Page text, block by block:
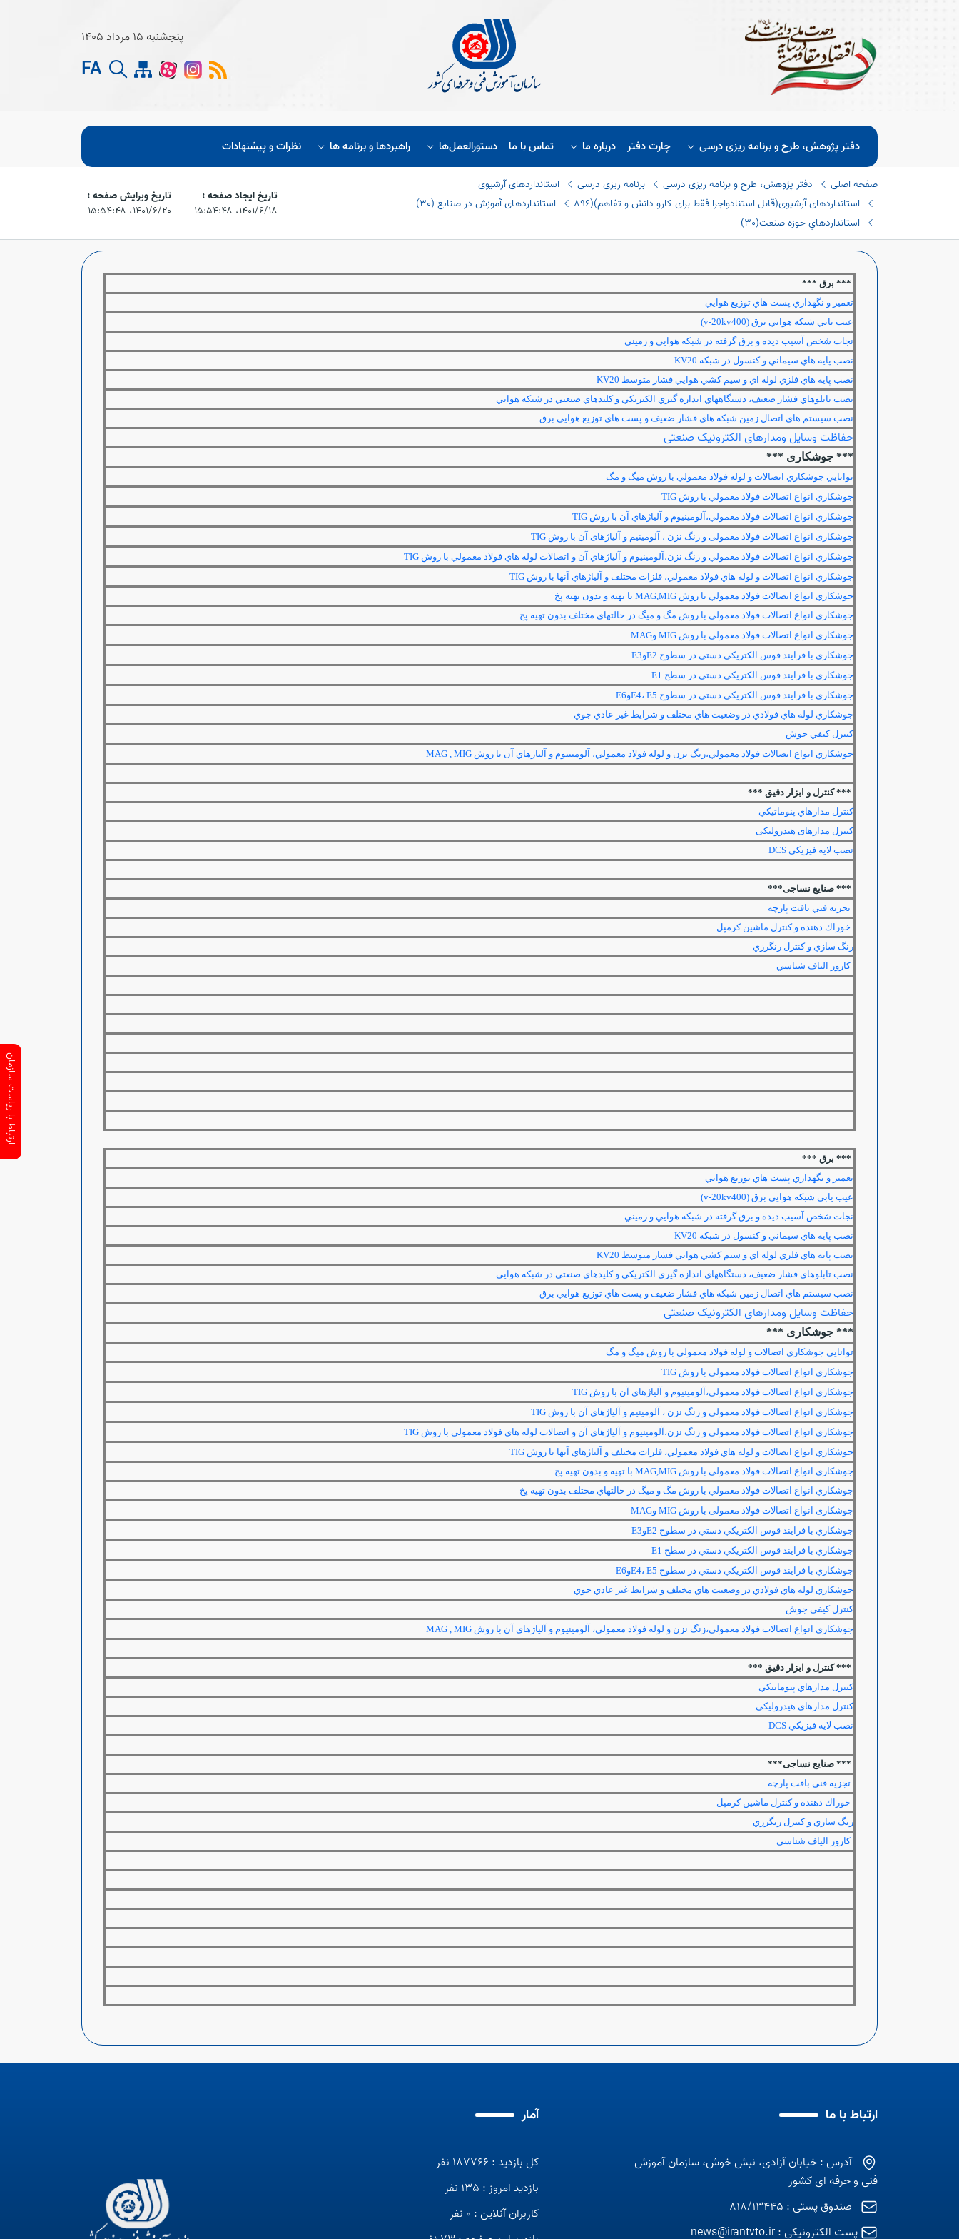
پنجشنبه 15 مرداد 1405
FA
دفتر پژوهش، طرح و برنامه ریزی درسی چارت دفتر درباره ما تماس با ما دستورالعمل‌ها راهبردها و برنامه ها نظرات و پیشنهادات
صفحه اصلی دفتر پژوهش، طرح و برنامه ریزی درسی برنامه ریزی درسی
استانداردهای آرشیوی
استانداردهای آرشیوی(قابل استنادواجرا فقط برای کارو دانش و تفاهم)(٨٩٦
اﺳﺘﺎﻧﺪاردھﺎی آﻣﻮزش در ﺻﻨﺎﻳﻊ (٣٠)
اﺳﺘﺎﻧﺪاردھﺎي ﺣﻮزه ﺻﻨﻌﺖ(٣٠)
تاریخ ایجاد صفحه :
۱۴۰۱/۶/۱۸،‏ ۱۵:۵۴:۴۸
تاریخ ویرایش صفحه :
۱۴۰۱/۶/۲۰،‏ ۱۵:۵۴:۴۸
*** برق ***
تعمير و نگهداري پست هاي توزيع هوايي
عيب يابي شبكه هوايي برق (400
v-20kv
)
نجات شخص آسيب ديده و برق گرفته در شبكه هوايي و زميني
نصب پايه هاي سيماني و كنسول در شبكه KV20
نصب پايه هاي فلزي لوله اي و سيم كشي هوايي فشار متوسط KV20
نصب تابلوهاي فشار ضعيف، دستگاههاي اندازه گيري الكتريكي و كليدهاي صنعتي در شبكه هوايي
نصب سيستم هاي اتصال زمين شبكه هاي فشار ضعيف و پست هاي توزيع هوايي برق
حفاظت وسایل ومدارهای الکترونیک صنعتی
*** جوشکاری ***
توانايي جوشكاري اتصالات و لوله فولاد معمولي با روش ميگ و مگ
جوشكاري انواع اتصالات فولاد معمولي با روش TIG
جوشكاري انواع اتصالات فولاد معمولي،آلومينيوم و آلياژهاي آن با روش TIG
جوشکاری انواع اتصالات فولاد معمولی و زنگ نزن ، آلومینیم و آلیاژهای آن با روش TIG
جوشكاري انواع اتصالات فولاد معمولي و زنگ نزن،آلومينيوم و آلياژهاي آن و اتصالات لوله هاي فولاد معمولي با روش TIG
جوشكاري انواع اتصالات و لوله هاي فولاد معمولي، فلزات مختلف و آلياژهاي آنها با روش TIG
جوشكاري انواع اتصالات فولاد معمولي با روش MAG,MIG با تهيه و بدون تهيه پخ
جوشكاري انواع اتصالات فولاد معمولي با روش مگ و ميگ در حالتهاي مختلف بدون تهيه پخ
جوشکاری انواع اتصالات فولاد معمولی با روش
وMAG
جوشكاري با فرايند قوس الكتريكي دستي در سطوح E2وE3
جوشكاري با فرايند قوس الكتريكي دستي در سطح E1
جوشكاري با فرايند قوس الكتريكي دستي در سطوح E5 ،E4وE6
جوشكاري لوله هاي فولادي در وضعيت هاي مختلف و شرايط غير عادي جوي
كنترل كيفي جوش
جوشكاري انواع اتصالات فولاد معمولي،زنگ نزن و لوله فولاد معمولي، آلومينيوم و آلياژهاي آن با روش MIG ,
MAG
*** کنترل و ابزار دقیق ***
كنترل مدارهاي پنوماتيكي
كنترل مدارهای هيدروليكی
نصب لايه فيزيكي DCS
*** صنایع نساجی***
تجزيه فني بافت پارچه
خوراك دهنده و كنترل ماشين كرمپل
رنگ سازي و كنترل رنگرزي
كارور الياف شناسي
*** برق ***
تعمير و نگهداري پست هاي توزيع هوايي
عيب يابي شبكه هوايي برق (400
v-20kv
)
نجات شخص آسيب ديده و برق گرفته در شبكه هوايي و زميني
نصب پايه هاي سيماني و كنسول در شبكه KV20
نصب پايه هاي فلزي لوله اي و سيم كشي هوايي فشار متوسط KV20
نصب تابلوهاي فشار ضعيف، دستگاههاي اندازه گيري الكتريكي و كليدهاي صنعتي در شبكه هوايي
نصب سيستم هاي اتصال زمين شبكه هاي فشار ضعيف و پست هاي توزيع هوايي برق
حفاظت وسایل ومدارهای الکترونیک صنعتی
*** جوشکاری ***
توانايي جوشكاري اتصالات و لوله فولاد معمولي با روش ميگ و مگ
جوشكاري انواع اتصالات فولاد معمولي با روش TIG
جوشكاري انواع اتصالات فولاد معمولي،آلومينيوم و آلياژهاي آن با روش TIG
جوشکاری انواع اتصالات فولاد معمولی و زنگ نزن ، آلومینیم و آلیاژهای آن با روش TIG
جوشكاري انواع اتصالات فولاد معمولي و زنگ نزن،آلومينيوم و آلياژهاي آن و اتصالات لوله هاي فولاد معمولي با روش TIG
جوشكاري انواع اتصالات و لوله هاي فولاد معمولي، فلزات مختلف و آلياژهاي آنها با روش TIG
جوشكاري انواع اتصالات فولاد معمولي با روش MAG,MIG با تهيه و بدون تهيه پخ
جوشكاري انواع اتصالات فولاد معمولي با روش مگ و ميگ در حالتهاي مختلف بدون تهيه پخ
جوشکاری انواع اتصالات فولاد معمولی با روش
وMAG
جوشكاري با فرايند قوس الكتريكي دستي در سطوح E2وE3
جوشكاري با فرايند قوس الكتريكي دستي در سطح E1
جوشكاري با فرايند قوس الكتريكي دستي در سطوح E5 ،E4وE6
جوشكاري لوله هاي فولادي در وضعيت هاي مختلف و شرايط غير عادي جوي
كنترل كيفي جوش
جوشكاري انواع اتصالات فولاد معمولي،زنگ نزن و لوله فولاد معمولي، آلومينيوم و آلياژهاي آن با روش MIG ,
MAG
*** کنترل و ابزار دقیق ***
كنترل مدارهاي پنوماتيكي
كنترل مدارهای هيدروليكی
نصب لايه فيزيكي DCS
*** صنایع نساجی***
تجزيه فني بافت پارچه
خوراك دهنده و كنترل ماشين كرمپل
رنگ سازي و كنترل رنگرزي
كارور الياف شناسي
ارتباط با ما
آدرس : خیابان آزادی، نبش خوش، سازمان آموزش
فنی و حرفه ای کشور
صندوق پستی : 818/13445
پست الکترونیکی :news@irantvto.ir
آمار
کل بازدید : 187766 نفر
بازدید امروز : 135 نفر
کاربران آنلاین : 0 نفر
ارتباط با ریاست سازمان